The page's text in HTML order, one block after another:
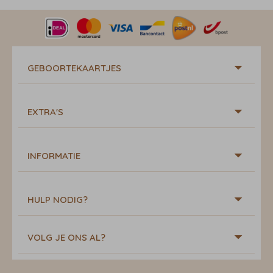
GEBOORTEKAARTJES
EXTRA'S
INFORMATIE
HULP NODIG?
VOLG JE ONS AL?